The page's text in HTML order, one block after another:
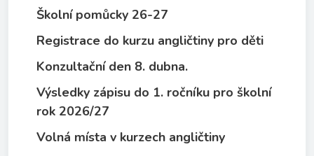
Školní pomůcky 26-27
Registrace do kurzu angličtiny pro děti
Konzultační den 8. dubna.
Výsledky zápisu do 1. ročníku pro školní
rok 2026/27
Volná místa v kurzech angličtiny